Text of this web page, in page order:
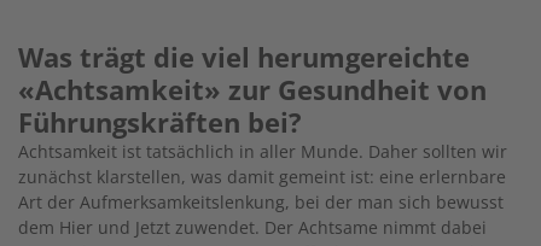
Was trägt die viel herumgereichte
«Achtsamkeit» zur Gesundheit von
Führungskräften bei?
Achtsamkeit ist tatsächlich in aller Munde. Daher sollten wir
zunächst klarstellen, was damit gemeint ist: eine erlernbare
Art der Aufmerksamkeitslenkung, bei der man sich bewusst
dem Hier und Jetzt zuwendet. Der Achtsame nimmt dabei